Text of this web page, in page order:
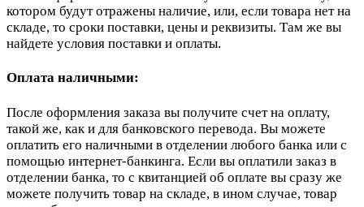
котором будут отражены наличие, или, если товара нет на
складе, то сроки поставки, цены и реквизиты. Там же вы
найдете условия поставки и оплаты.
Оплата наличными:
После оформления заказа вы получите счет на оплату,
такой же, как и для банковского перевода. Вы можете
оплатить его наличными в отделении любого банка или с
помощью интернет-банкинга. Если вы оплатили заказ в
отделении банка, то с квитанцией об оплате вы сразу же
можете получить товар на складе, в ином случае, товар